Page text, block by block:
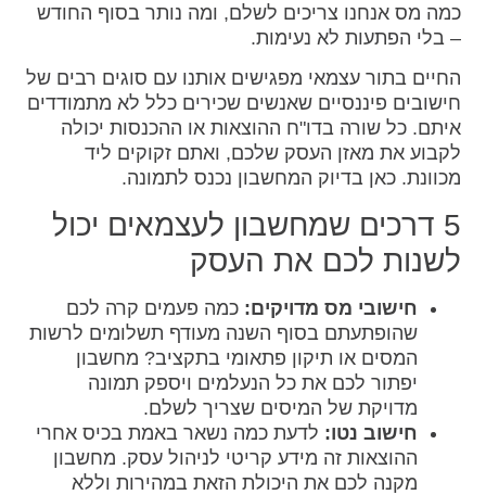
כמה מס אנחנו צריכים לשלם, ומה נותר בסוף החודש
– בלי הפתעות לא נעימות.
החיים בתור עצמאי מפגישים אותנו עם סוגים רבים של
חישובים פיננסיים שאנשים שכירים כלל לא מתמודדים
איתם. כל שורה בדו"ח ההוצאות או ההכנסות יכולה
לקבוע את מאזן העסק שלכם, ואתם זקוקים ליד
מכוונת. כאן בדיוק המחשבון נכנס לתמונה.
5 דרכים שמחשבון לעצמאים יכול
לשנות לכם את העסק
חישובי מס מדויקים: כמה פעמים קרה לכם
שהופתעתם בסוף השנה מעודף תשלומים לרשות
המסים או תיקון פתאומי בתקציב? מחשבון
יפתור לכם את כל הנעלמים ויספק תמונה
מדויקת של המיסים שצריך לשלם.
חישוב נטו: לדעת כמה נשאר באמת בכיס אחרי
ההוצאות זה מידע קריטי לניהול עסק. מחשבון
מקנה לכם את היכולת הזאת במהירות וללא